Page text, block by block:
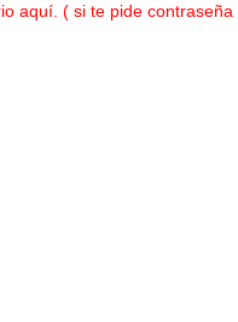
aquí. ( si te pide contraseña